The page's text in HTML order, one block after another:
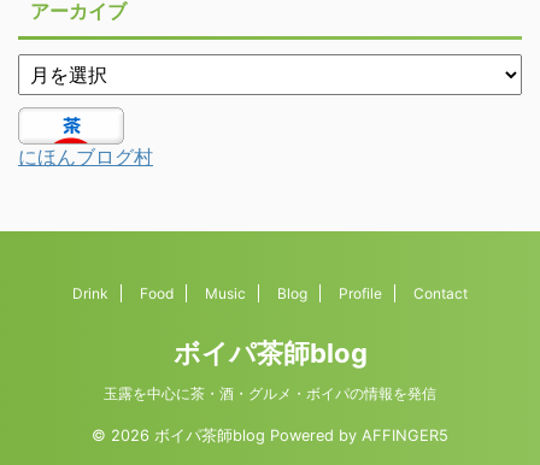
アーカイブ
にほんブログ村
Drink Food Music Blog Profile Contact
ボイパ茶師blog
玉露を中心に茶・酒・グルメ・ボイパの情報を発信
© 2026 ボイパ茶師blog Powered by AFFINGER5